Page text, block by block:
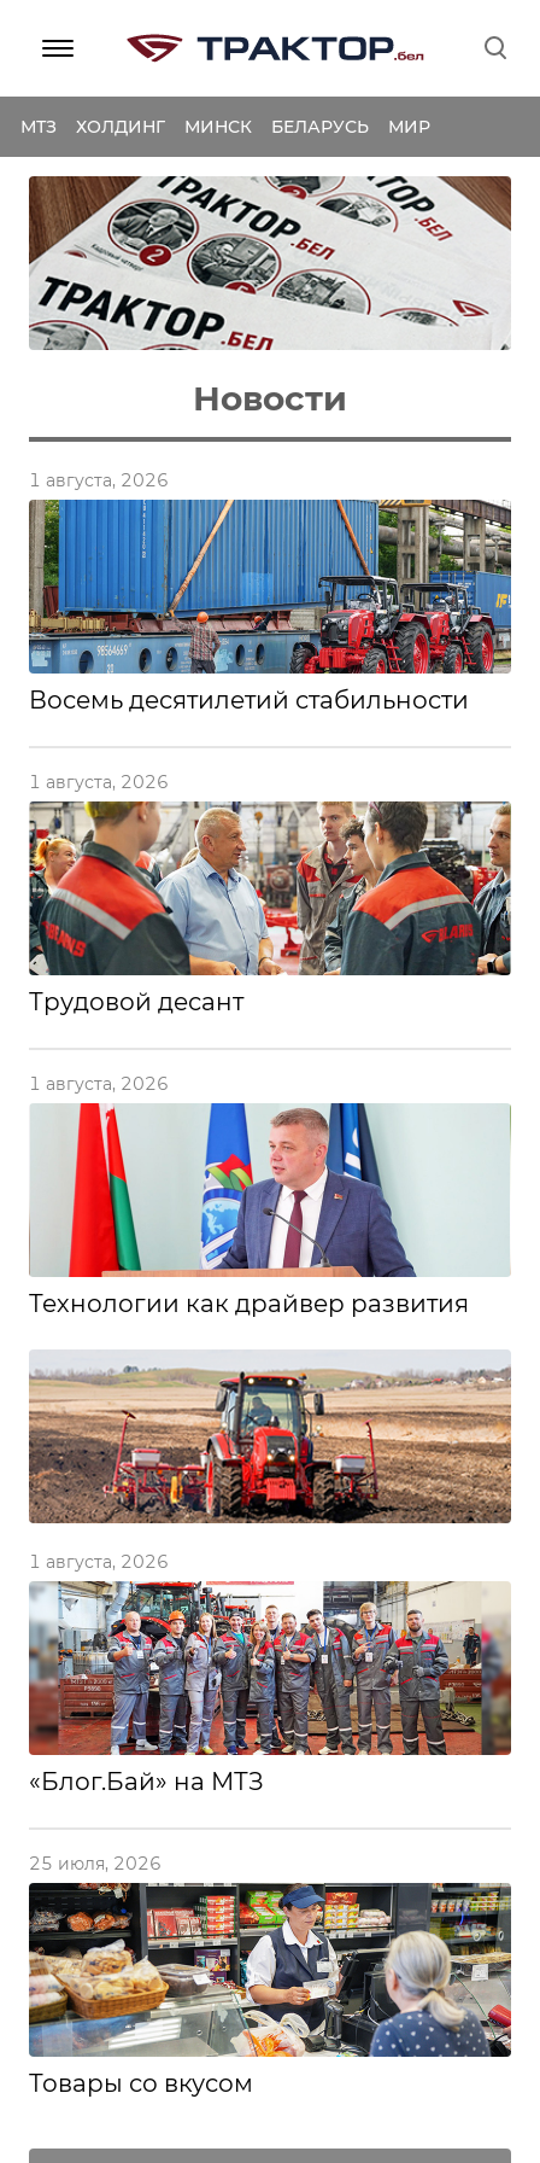
МТЗ ХОЛДИНГ МИНСК БЕЛАРУСЬ МИР
Новости
1 августа, 2026
Восемь десятилетий стабильности
1 августа, 2026
Трудовой десант
1 августа, 2026
Технологии как драйвер развития
1 августа, 2026
«Блог.Бай» на МТЗ
25 июля, 2026
Товары со вкусом